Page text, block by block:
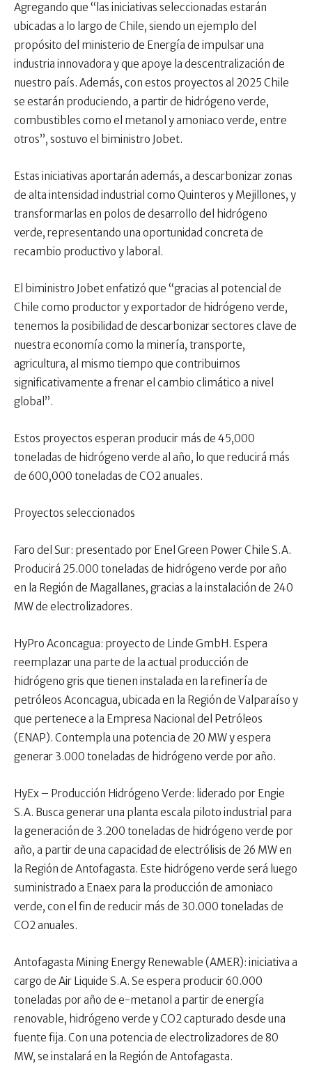
Agregando que “las iniciativas seleccionadas estarán
ubicadas a lo largo de Chile, siendo un ejemplo del
propósito del ministerio de Energía de impulsar una
industria innovadora y que apoye la descentralización de
nuestro país. Además, con estos proyectos al 2025 Chile
se estarán produciendo, a partir de hidrógeno verde,
combustibles como el metanol y amoniaco verde, entre
otros”, sostuvo el biministro Jobet.
Estas iniciativas aportarán además, a descarbonizar zonas
de alta intensidad industrial como Quinteros y Mejillones, y
transformarlas en polos de desarrollo del hidrógeno
verde, representando una oportunidad concreta de
recambio productivo y laboral.
El biministro Jobet enfatizó que “gracias al potencial de
Chile como productor y exportador de hidrógeno verde,
tenemos la posibilidad de descarbonizar sectores clave de
nuestra economía como la minería, transporte,
agricultura, al mismo tiempo que contribuimos
significativamente a frenar el cambio climático a nivel
global”.
Estos proyectos esperan producir más de 45,000
toneladas de hidrógeno verde al año, lo que reducirá más
de 600,000 toneladas de CO2 anuales.
Proyectos seleccionados
Faro del Sur: presentado por Enel Green Power Chile S.A.
Producirá 25.000 toneladas de hidrógeno verde por año
en la Región de Magallanes, gracias a la instalación de 240
MW de electrolizadores.
HyPro Aconcagua: proyecto de Linde GmbH. Espera
reemplazar una parte de la actual producción de
hidrógeno gris que tienen instalada en la refinería de
petróleos Aconcagua, ubicada en la Región de Valparaíso y
que pertenece a la Empresa Nacional del Petróleos
(ENAP). Contempla una potencia de 20 MW y espera
generar 3.000 toneladas de hidrógeno verde por año.
HyEx – Producción Hidrógeno Verde: liderado por Engie
S.A. Busca generar una planta escala piloto industrial para
la generación de 3.200 toneladas de hidrógeno verde por
año, a partir de una capacidad de electrólisis de 26 MW en
la Región de Antofagasta. Este hidrógeno verde será luego
suministrado a Enaex para la producción de amoniaco
verde, con el fin de reducir más de 30.000 toneladas de
CO2 anuales.
Antofagasta Mining Energy Renewable (AMER): iniciativa a
cargo de Air Liquide S.A. Se espera producir 60.000
toneladas por año de e-metanol a partir de energía
renovable, hidrógeno verde y CO2 capturado desde una
fuente fija. Con una potencia de electrolizadores de 80
MW, se instalará en la Región de Antofagasta.